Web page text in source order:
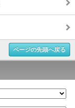
ページの先頭へ戻る